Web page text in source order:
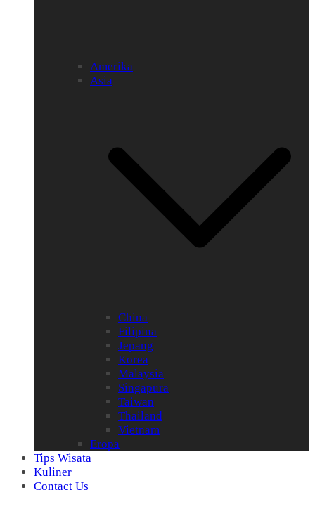
Amerika
Asia
China
Filipina
Jepang
Korea
Malaysia
Singapura
Taiwan
Thailand
Vietnam
Eropa
Tips Wisata
Kuliner
Contact Us